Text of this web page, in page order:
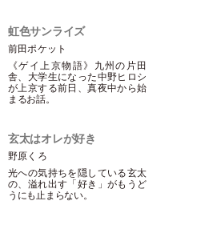
虹色サンライズ
前田ポケット
《ゲイ上京物語》九州の片田
舎、大学生になった中野ヒロシ
が上京する前日、真夜中から始
まるお話。
玄太はオレが好き
野原くろ
光への気持ちを隠している玄太
の、溢れ出す 「好き 」がもうど
うにも止まらない。